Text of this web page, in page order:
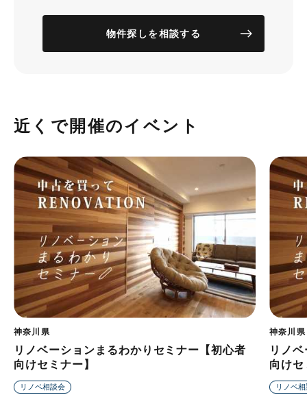
物件探しを相談する
近くで開催のイベント
神奈川県
リノベーションまるわかりセミナー【初心者
向けセミナー】
リノベ相談会
神奈川県
リノ
向け
リノベ